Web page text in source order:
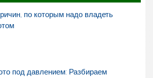
по которым надо владеть
под давлением: Разбираем